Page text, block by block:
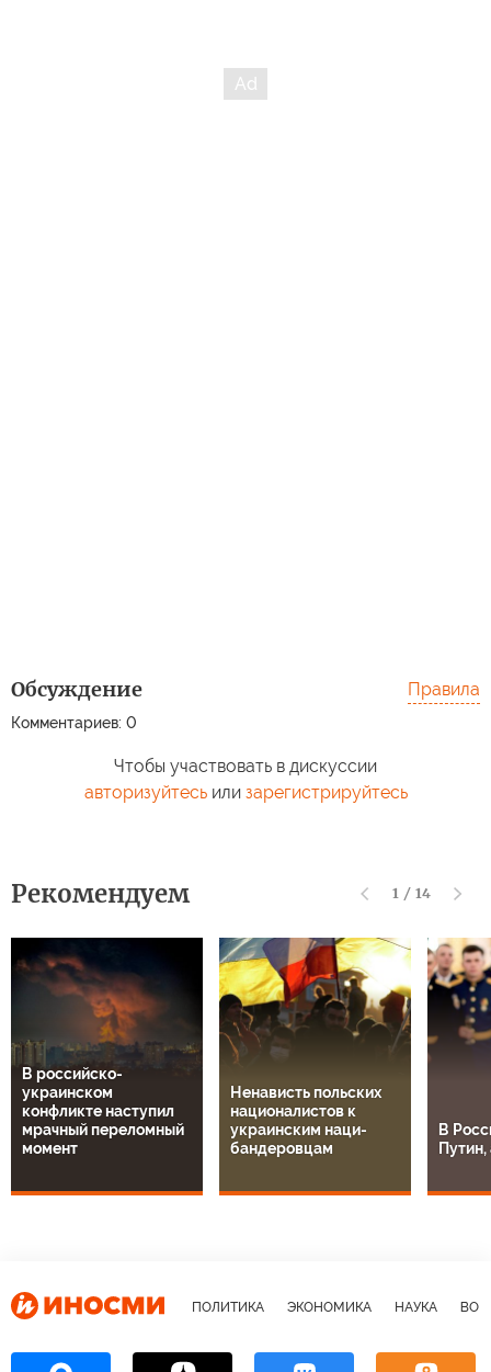
Обсуждение
Комментариев: 0
Правила
Чтобы участвовать в дискуссии
авторизуйтесьили зарегистрируйтесь
Рекомендуем 1 / 14
В российско-
украинском
конфликте наступил
мрачный переломный
момент
Ненависть польских
националистов к
украинским наци-
бандеровцам
В
ПОЛИТИКА ЭКОНОМИКА НАУКА